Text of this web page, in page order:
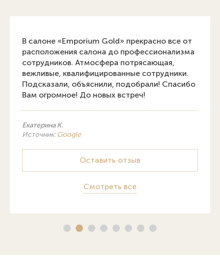
В салоне «Emporium Gold» прекрасно все от
расположения салона до профессионализма
сотрудников. Атмосфера потрясающая,
вежливые, квалифицированные сотрудники.
Подсказали, объяснили, подобрали! Спасибо
Вам огромное! До новых встреч!
Екатерина К.
Источник:Google
Оставить отзыв
Смотреть все